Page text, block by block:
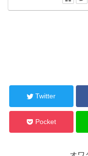
Twitter
Pocket